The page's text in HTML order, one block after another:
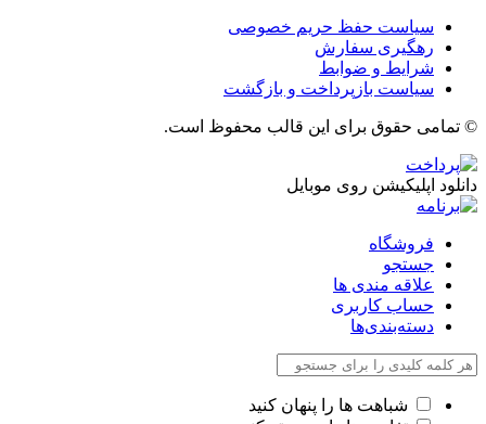
سیاست حفظ حریم خصوصی
رهگیری سفارش
شرایط و ضوابط
سیاست بازپرداخت و بازگشت
© تمامی حقوق برای این قالب محفوظ است.
دانلود اپلیکیشن روی موبایل
فروشگاه
جستجو
علاقه مندی ها
حساب کاربری
دسته‌بندی‌ها
شباهت ها را پنهان کنید